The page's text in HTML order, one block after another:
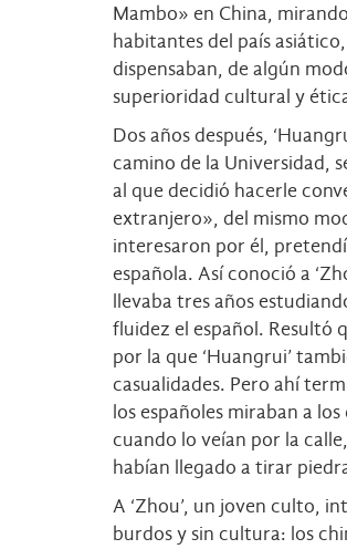
Mambo» en China,
habitantes del país
dispensaban, de algún
superioridad cultural y
Dos años después,
camino de la Universidad,
al que decidió hacerle
extranjero», del mismo
interesaron por él,
española. Así conoció a
llevaba tres años
fluidez el español. Resultó
por la que ‘Huangrui’
casualidades. Pero ahí
los españoles miraban a
cuando lo veían por la
habían llegado a tirar
A ‘Zhou’, un joven culto,
burdos y sin cultura: los